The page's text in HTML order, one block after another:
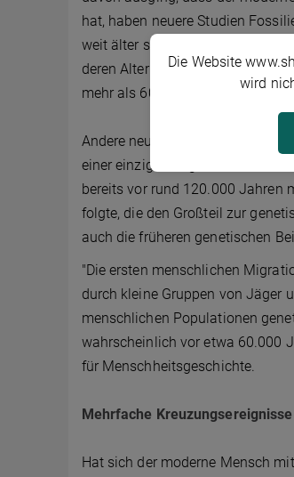
hat, haben neuere Studien
weit älter sind. Zum Beispiel
deren Alter auf 70.000 bis
mehr als 60.000 Jahren
Andere neuere Studien
einer einzigen ungefähr 60.000
bereits vor rund 120.000 Jahren
folgte, die den Großteil zur
auch die früheren genetischen
"Die ersten menschlichen
durch kleine Gruppen von Jäger
menschlichen Populationen
wahrscheinlich vor etwa 60.000
für Menschheitsgeschichte.
Mehrfache Kreuzungsereignisse
Hat sich der moderne Mensch
Die Website
wird